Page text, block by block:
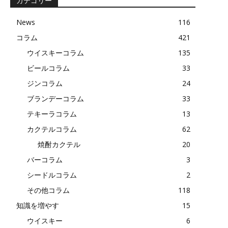
News
116
コラム
421
ウイスキーコラム
135
ビールコラム
33
ジンコラム
24
ブランデーコラム
33
テキーラコラム
13
カクテルコラム
62
焼酎カクテル
20
バーコラム
3
シードルコラム
2
その他コラム
118
知識を増やす
15
ウイスキー
6